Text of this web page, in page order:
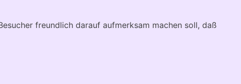
freundlich darauf aufmerksam machen soll, daß